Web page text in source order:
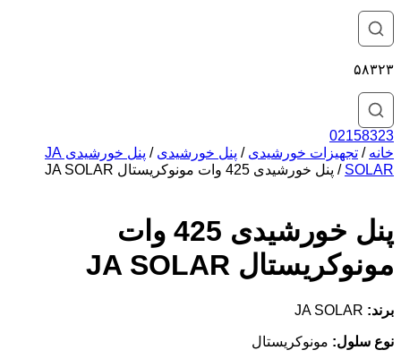
۵۸۳۲۳
02158323
خانه / تجهیزات خورشیدی / پنل خورشیدی /
پنل خورشیدی JA
SOLAR / پنل خورشیدی 425 وات مونوکریستال JA SOLAR
پنل خورشیدی 425 وات
مونوکریستال JA SOLAR
برند:
نوع سلول: مونوکریستال